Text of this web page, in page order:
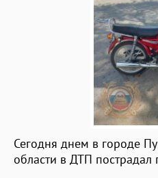
Сегодня днем в городе
области в ДТП пострадал